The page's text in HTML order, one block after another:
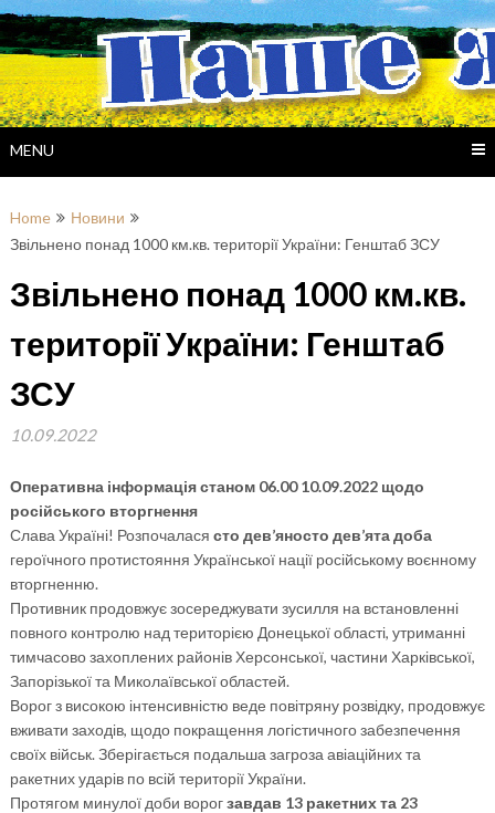
Skip
to
content
MENU
Home
Новини
Звільнено понад 1000 км.кв. території України: Генштаб ЗСУ
Звільнено понад 1000 км.кв.
території України: Генштаб
ЗСУ
10.09.2022
Оперативна інформація станом 06.00 10.09.2022 щодо
російського вторгнення
Слава Україні! Розпочалася сто дев’яносто дев’ята доба
героїчного протистояння Української нації російському воєнному
вторгненню.
Противник продовжує зосереджувати зусилля на встановленні
повного контролю над територією Донецької області, утриманні
тимчасово захоплених районів Херсонської, частини Харківської,
Запорізької та Миколаївської областей.
Ворог з високою інтенсивністю веде повітряну розвідку, продовжує
вживати заходів, щодо покращення логістичного забезпечення
своїх військ. Зберігається подальша загроза авіаційних та
ракетних ударів по всій території України.
Протягом минулої доби ворогзавдав 13 ракетних та 23